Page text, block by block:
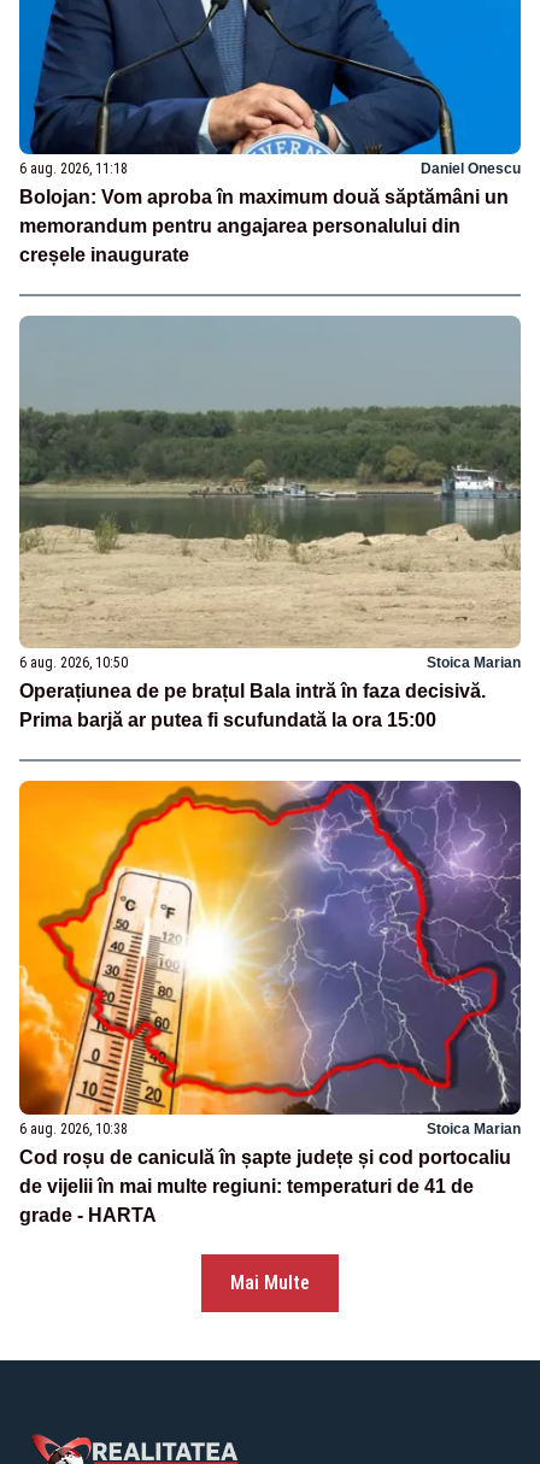
6 aug. 2026, 11:18 Daniel Onescu
Bolojan: Vom aproba în maximum două săptămâni un
memorandum pentru angajarea personalului din
creșele inaugurate
6 aug. 2026, 10:50 Stoica Marian
Operațiunea de pe brațul Bala intră în faza decisivă.
Prima barjă ar putea fi scufundată la ora 15:00
6 aug. 2026, 10:38 Stoica Marian
Cod roșu de caniculă în șapte județe și cod portocaliu
de vijelii în mai multe regiuni: temperaturi de 41 de
grade - HARTA
Mai Multe